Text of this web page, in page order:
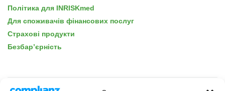
Політика для INRISKmed
Для споживачів фінансових послуг
Страхові продукти
Безбар’єрність